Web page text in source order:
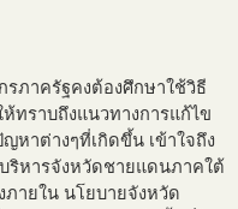
รภาครัฐคงต้องศึกษาใช้วิธี
ทราบถึงแนวทางการแก้ไข
หาต่างๆที่เกิดขึ้น เข้าใจถึง
ริหารจังหวัดชายแดนภาคใต้
ายใน นโยบายจังหวัด